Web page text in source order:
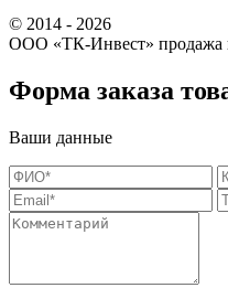
© 2014 - 2026
ООО «ТК-Инвест» продажа
Форма заказа
Ваши данные